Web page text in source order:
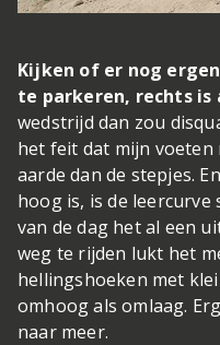
Kijken of er nog
te parkeren, rechts is
wedstrijd dan zou
het feit dat mijn voeten
aarde dan de stepjes.
hoog is, is de
van de dag het al een
weg te rijden lukt het
hellingshoeken met
omhoog als omlaag.
naar meer.